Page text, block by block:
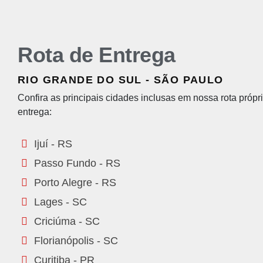
Rota de Entrega
RIO GRANDE DO SUL - SÃO PAULO
Confira as principais cidades inclusas em nossa rota
entrega:
Ijuí - RS
Passo Fundo - RS
Porto Alegre - RS
Lages - SC
Criciúma - SC
Florianópolis - SC
Curitiba - PR